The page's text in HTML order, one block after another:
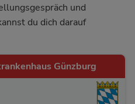
und
du dich darauf
Günzburg